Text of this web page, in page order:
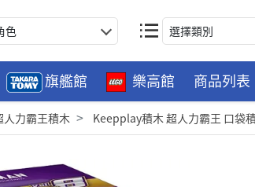
色 選擇類別
旗艦館 樂高館 商品列表
人力霸王積木 Keepplay積木 超人力霸王 口袋